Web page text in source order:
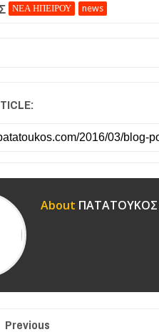
ΝΕΑ ΗΠΕΙΡΟΥ news
About ΠΑΤΑΤΟΥΚΟΣ
Previous